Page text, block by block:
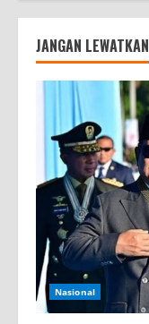
JANGAN LEWATKAN
Nasional